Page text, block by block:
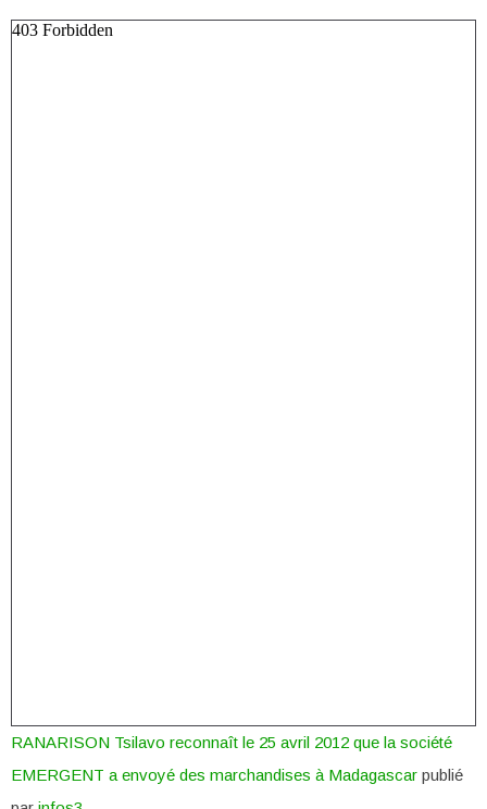
RANARISON Tsilavo reconnaît le 25 avril 2012 que la société
EMERGENT a envoyé des marchandises à Madagascar publié